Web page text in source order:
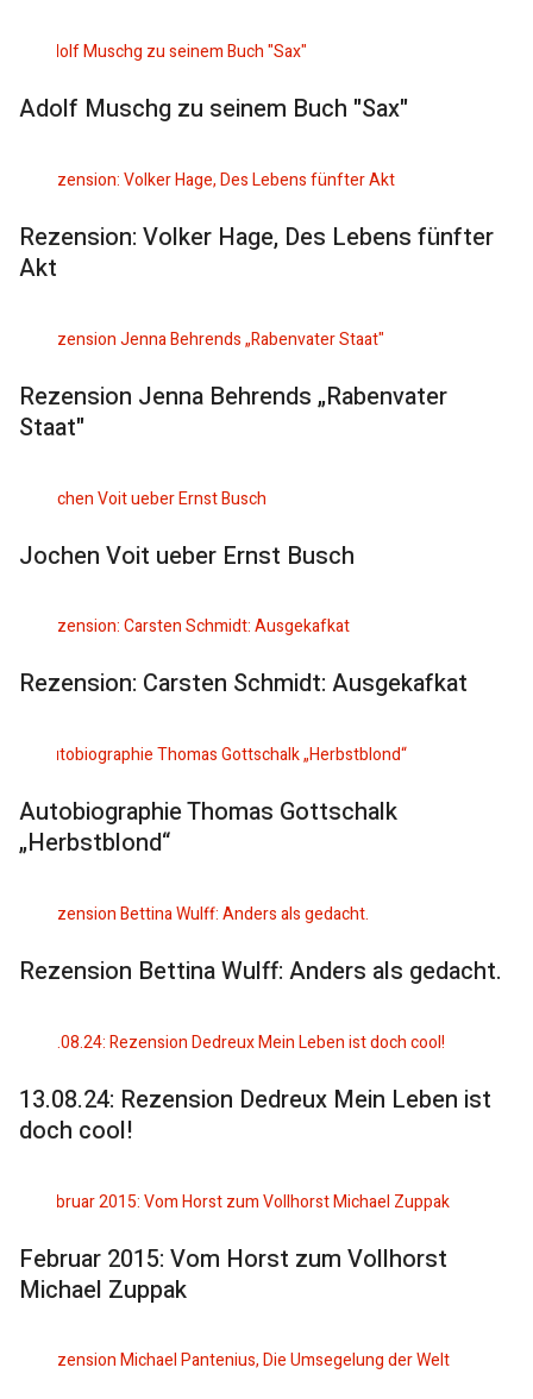
Adolf Muschg zu seinem Buch "Sax"
Rezension: Volker Hage, Des Lebens fünfter
Akt
Rezension Jenna Behrends „Rabenvater
Staat"
Jochen Voit ueber Ernst Busch
Rezension: Carsten Schmidt: Ausgekafkat
Autobiographie Thomas Gottschalk
„Herbstblond“
Rezension Bettina Wulff: Anders als gedacht.
13.08.24: Rezension Dedreux Mein Leben ist
doch cool!
Februar 2015: Vom Horst zum Vollhorst
Michael Zuppak